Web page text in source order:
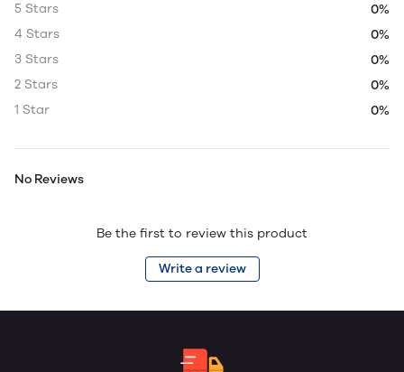
5 Stars
0%
4 Stars
0%
3 Stars
0%
2 Stars
0%
1 Star
0%
No Reviews
Be the first to review this product
Write a review